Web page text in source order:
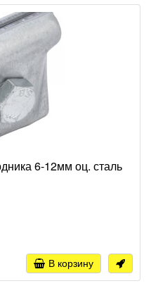
6-12мм оц. сталь
В корзину